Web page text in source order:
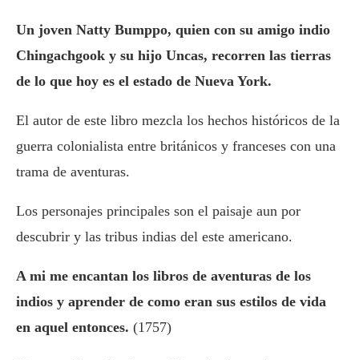
Un joven Natty Bumppo, quien con su amigo indio
Chingachgook y su hijo Uncas, recorren las tierras
de lo que hoy es el estado de Nueva York.
El autor de este libro mezcla los hechos históricos de la
guerra colonialista entre británicos y franceses con una
trama de aventuras.
Los personajes principales son el paisaje aun por
descubrir y las tribus indias del este americano.
A mi me encantan los libros de aventuras de los
indios y aprender de como eran sus estilos de vida
en aquel entonces. (1757)